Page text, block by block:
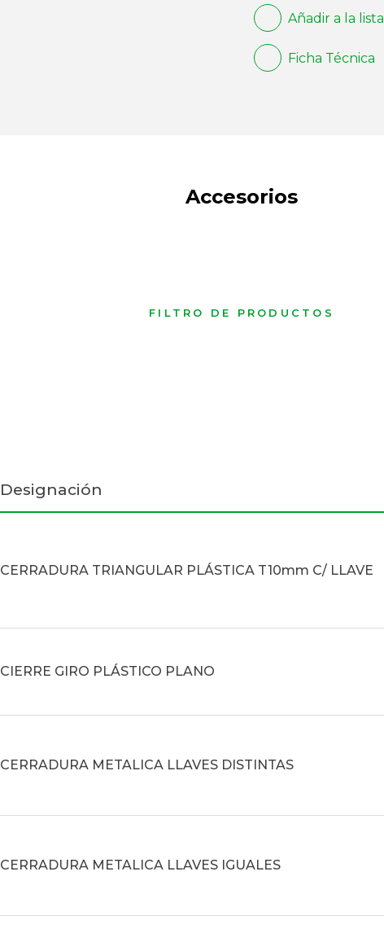
Añadir a la lista
Ficha Técnica
Accesorios
FILTRO DE PRODUCTOS
Designación
CERRADURA TRIANGULAR PLÁSTICA T10mm C/ LLAVE
CIERRE GIRO PLÁSTICO PLANO
CERRADURA METALICA LLAVES DISTINTAS
CERRADURA METALICA LLAVES IGUALES